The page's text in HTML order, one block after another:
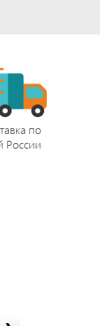
по
России